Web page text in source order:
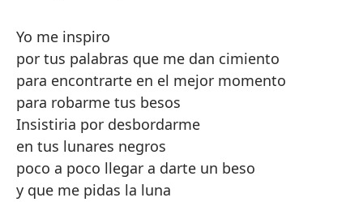
Yo me inspiro
por tus palabras que me dan cimiento
para encontrarte en el mejor momento
para robarme tus besos
Insistiria por desbordarme
en tus lunares negros
poco a poco llegar a darte un beso
y que me pidas la luna